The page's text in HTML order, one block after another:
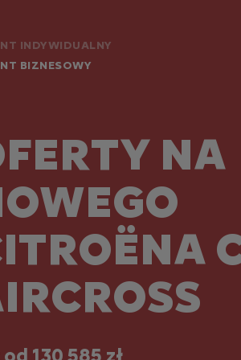
INDYWIDUALNY
BIZNESOWY
NA
od 130 585 zł